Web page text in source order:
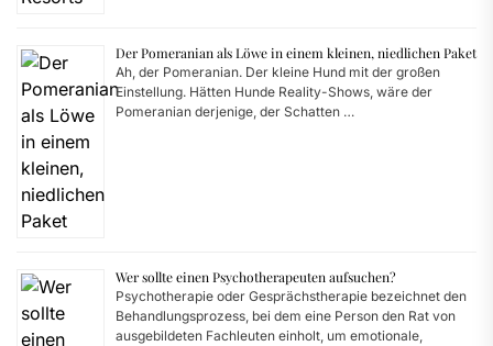
Der Pomeranian als Löwe in einem kleinen, niedlichen Paket
Ah, der Pomeranian. Der kleine Hund mit der großen
Einstellung. Hätten Hunde Reality-Shows, wäre der
Pomeranian derjenige, der Schatten …
Wer sollte einen Psychotherapeuten aufsuchen?
Psychotherapie oder Gesprächstherapie bezeichnet den
Behandlungsprozess, bei dem eine Person den Rat von
ausgebildeten Fachleuten einholt, um emotionale,